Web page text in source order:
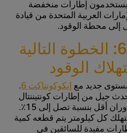
يستخدمون إطارات منخفضة
العربية المتحدة من قيادة
إلى محطة الوقود.
إيكوكونتاكت 6: الخطوة التالية
الوقود
جديد مع إيكوكونتاكت 6
.
جيل من إطارات كونتيننتال
الصديقة للبيئة مقاومة دوران أقل بنسبة تصل إلى 15٪.
كل كيلومتر يتم قطعه كمية
مفيدة للسائقين في